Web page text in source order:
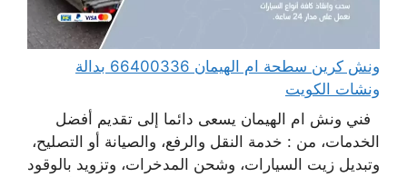
ونش كرين سطحة ام الهيمان 66400336 بدالة
ونشات الكويت
فني ونش ام الهيمان يسعى دائما إلى تقديم أفضل
الخدمات، من : خدمة النقل والرفع، والصيانة أو التصليح،
وتبديل زيت السيارات، وشحن المدخرات، وتزويد بالوقود